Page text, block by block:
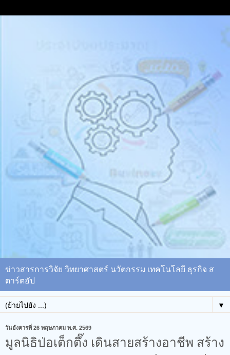
ข่าวสารการวิจัย วิทยาศาสตร์ นวัตกรรม เทคโนโลยี ธุรกิจ ส
ตาร์ตอัป
▼
วันอังคารที่ 26 พฤษภาคม พ.ศ. 2569
มูลนิธิป่อเต็กตึ๊ง เดินสายสร้างอาชีพ สร้าง